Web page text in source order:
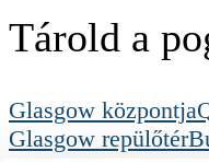
Tárold a
Glasgow központja
Glasgow repülőtér